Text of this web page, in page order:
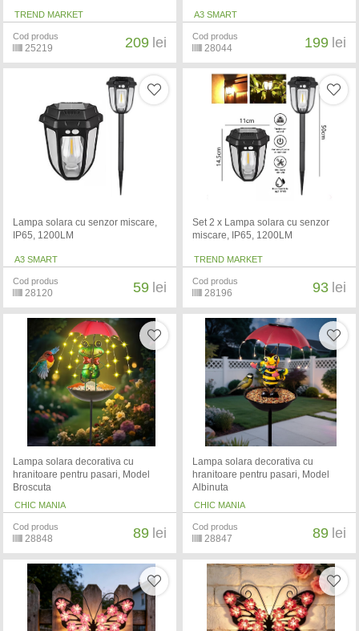
TREND MARKET
Cod produs
25219 209 lei
A3 SMART
Cod produs
28044 199 lei
Lampa solara cu senzor miscare,
IP65, 1200LM
A3 SMART
Cod produs
28120 59 lei
Set 2 x Lampa solara cu senzor
miscare, IP65, 1200LM
TREND MARKET
Cod produs
28196 93 lei
Lampa solara decorativa cu
hranitoare pentru pasari, Model
Broscuta
CHIC MANIA
Cod produs
28848 89 lei
Lampa solara decorativa cu
hranitoare pentru pasari, Model
Albinuta
CHIC MANIA
Cod produs
28847 89 lei